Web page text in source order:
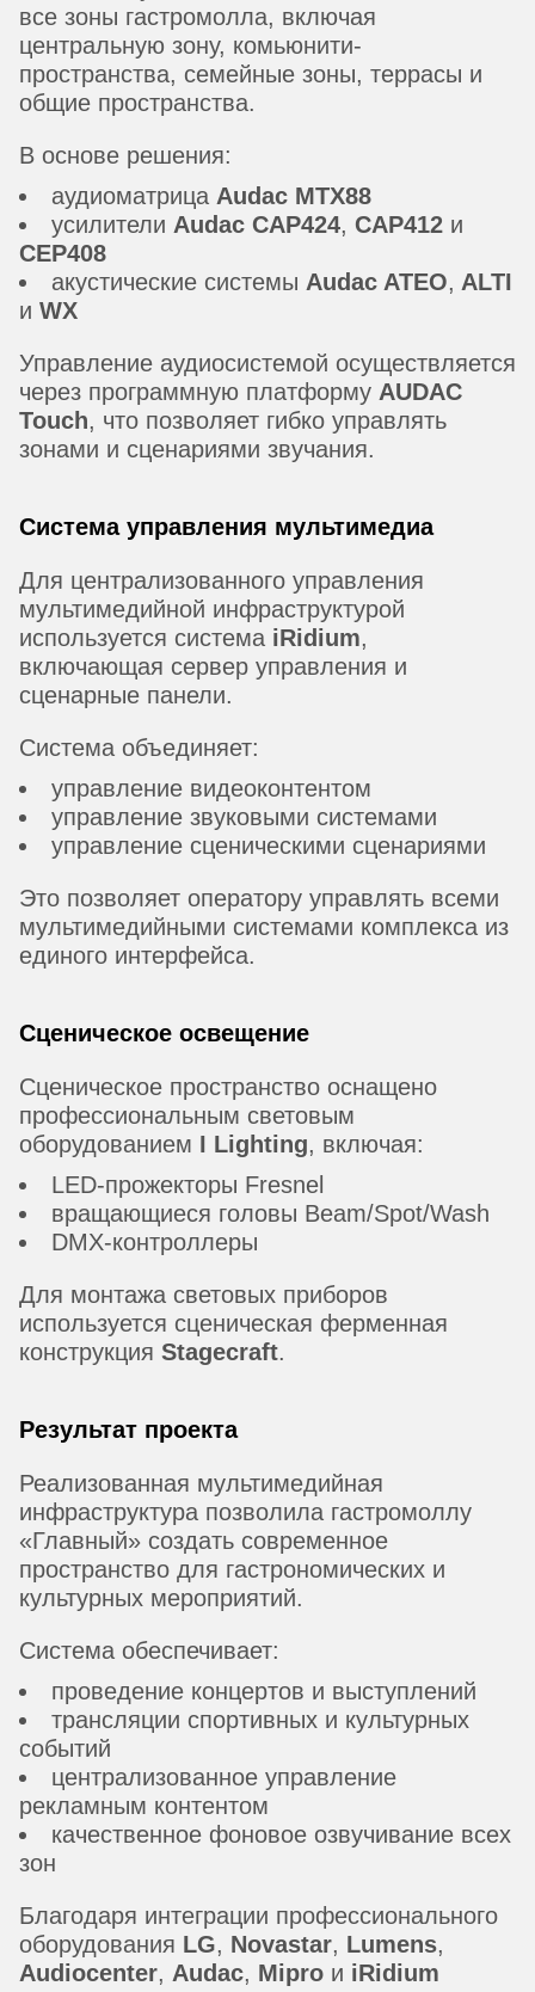
все зоны гастромолла, включая
центральную зону, комьюнити-
пространства, семейные зоны, террасы и
общие пространства.
В основе решения:
аудиоматрица Audac MTX88
усилители Audac CAP424, CAP412 и
CEP408
акустические системы Audac ATEO, ALTI
и WX
Управление аудиосистемой осуществляется
через программную платформу AUDAC
Touch, что позволяет гибко управлять
зонами и сценариями звучания.
Система управления мультимедиа
Для централизованного управления
мультимедийной инфраструктурой
используется система iRidium,
включающая сервер управления и
сценарные панели.
Система объединяет:
управление видеоконтентом
управление звуковыми системами
управление сценическими сценариями
Это позволяет оператору управлять всеми
мультимедийными системами комплекса из
единого интерфейса.
Сценическое освещение
Сценическое пространство оснащено
профессиональным световым
оборудованием I Lighting, включая:
LED-прожекторы Fresnel
вращающиеся головы Beam/Spot/Wash
DMX-контроллеры
Для монтажа световых приборов
используется сценическая ферменная
конструкция Stagecraft.
Результат проекта
Реализованная мультимедийная
инфраструктура позволила гастромоллу
«Главный» создать современное
пространство для гастрономических и
культурных мероприятий.
Система обеспечивает:
проведение концертов и выступлений
трансляции спортивных и культурных
событий
централизованное управление
рекламным контентом
качественное фоновое озвучивание всех
зон
Благодаря интеграции профессионального
оборудования LG, Novastar, Lumens,
Audiocenter, Audac, Mipro и iRidium